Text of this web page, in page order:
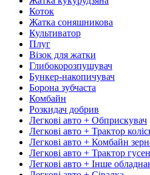
Коток
Жатка соняшникова
Культиватор
Плуг
Візок для жатки
Глибокорозпушувач
Бункер-накопичувач
Борона зубчаста
Комбайн
Розкидач добрив
Легкові авто + Обприскувач
Легкові авто + Трактор
Легкові авто + Комбайн
Легкові авто + Трактор
Легкові авто + Інше